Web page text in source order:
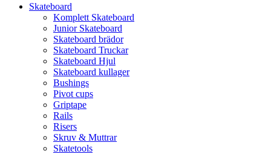
Skateboard
Komplett Skateboard
Junior Skateboard
Skateboard brädor
Skateboard Truckar
Skateboard Hjul
Skateboard kullager
Bushings
Pivot cups
Griptape
Rails
Risers
Skruv & Muttrar
Skatetools